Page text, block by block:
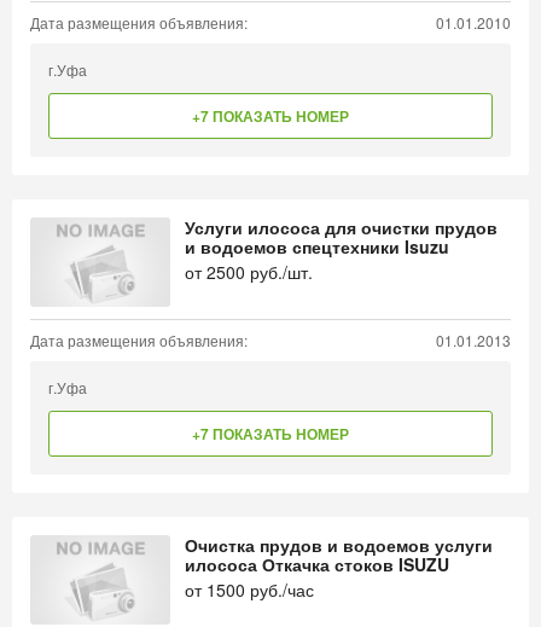
Дата размещения объявления: 01.01.2010
г.Уфа
+7 ПОКАЗАТЬ НОМЕР
Услуги илососа для очистки прудов
и водоемов спецтехники Isuzu
от2500 руб./шт.
Дата размещения объявления: 01.01.2013
г.Уфа
+7 ПОКАЗАТЬ НОМЕР
Очистка прудов и водоемов услуги
илососа Откачка стоков ISUZU
от 1500 руб./час